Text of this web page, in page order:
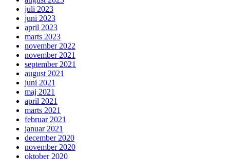
juli 2023
juni 2023
april 2023
marts 2023
november 2022
november 2021
september 2021
august 2021
juni 2021
maj 2021
april 2021
marts 2021
februar 2021
januar 2021
december 2020
november 2020
oktober 2020